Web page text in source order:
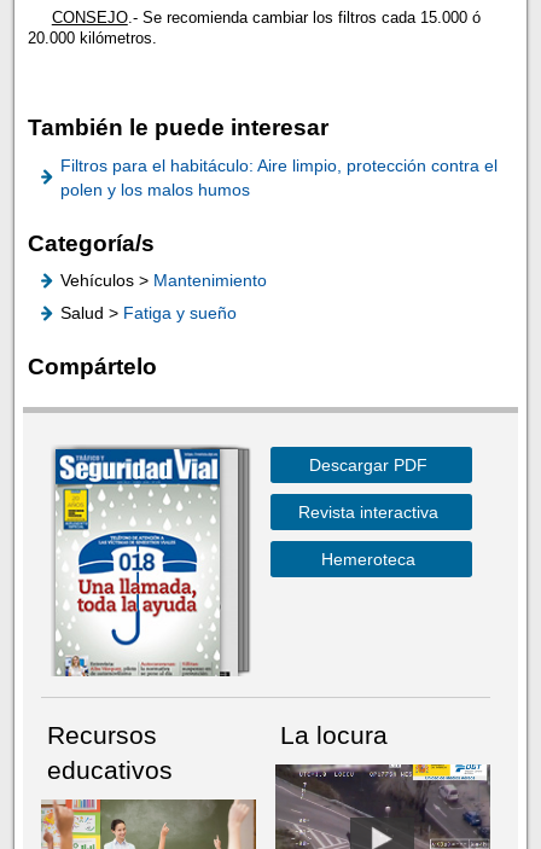
CONSEJO.- Se recomienda cambiar los filtros cada 15.000 ó
20.000 kilómetros.
También le puede interesar
Filtros para el habitáculo: Aire limpio, protección contra el
polen y los malos humos
Categoría/s
Vehículos > Mantenimiento
Salud > Fatiga y sueño
Compártelo
Descargar PDF
Revista interactiva
Hemeroteca
Recursos
educativos
La locura